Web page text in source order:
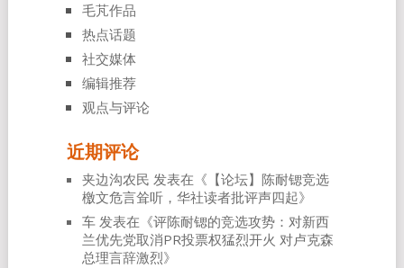
毛芃作品
热点话题
社交媒体
编辑推荐
观点与评论
近期评论
夹边沟农民 发表在《 【论坛】陈耐锶竞选
檄文危言耸听，华社读者批评声四起》
车发表在《评陈耐锶的竞选攻势：对新西
兰优先党取消PR投票权猛烈开火 对卢克森
总理言辞激烈》